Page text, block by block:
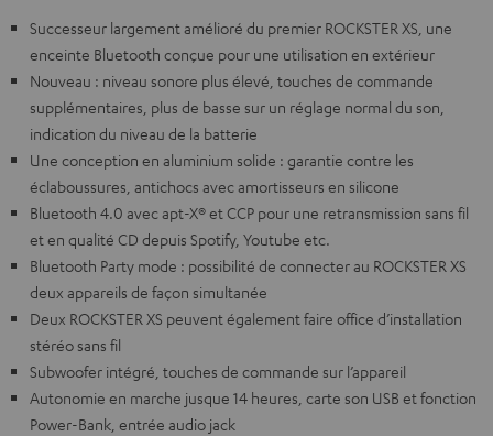
Successeur largement amélioré du premier ROCKSTER XS, une
enceinte Bluetooth conçue pour une utilisation en extérieur
Nouveau : niveau sonore plus élevé, touches de commande
supplémentaires, plus de basse sur un réglage normal du son,
indication du niveau de la batterie
Une conception en aluminium solide : garantie contre les
éclaboussures, antichocs avec amortisseurs en silicone
Bluetooth 4.0 avec apt-X® et CCP pour une retransmission sans fil
et en qualité CD depuis Spotify, Youtube etc.
Bluetooth Party mode : possibilité de connecter au ROCKSTER XS
deux appareils de façon simultanée
Deux ROCKSTER XS peuvent également faire office d’installation
stéréo sans fil
Subwoofer intégré, touches de commande sur l’appareil
Autonomie en marche jusque 14 heures, carte son USB et fonction
Power-Bank, entrée audio jack